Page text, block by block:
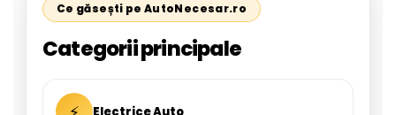
Ce găsești pe AutoNecesar.ro
Categorii principale
Electrice Auto